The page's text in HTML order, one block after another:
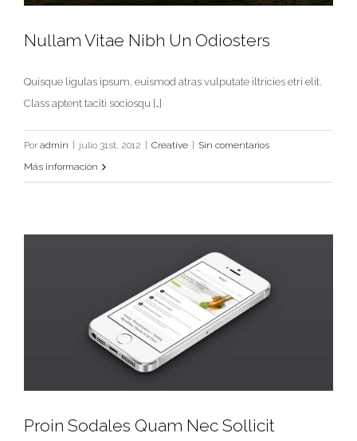
Nullam Vitae Nibh Un Odiosters
Creative
Nullam Vitae Nibh Un Odiosters
Quisque ligulas ipsum, euismod atras vulputate iltricies etri elit.
Class aptent taciti sociosqu […]
Por admin | julio 31st, 2012 | Creative | Sin comentarios
Más información
Proin Sodales Quam Nec Sollicit